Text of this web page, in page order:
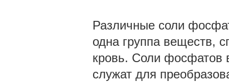
Различные соли
одна группа веществ,
кровь. Соли фосфатов
служат для